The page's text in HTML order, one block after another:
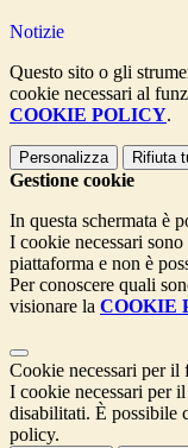
Notizie
Questo sito o gli
cookie necessari al
COOKIE POLICY.
Personalizza Rifiuta
Gestione cookie
In questa schermata è
I cookie necessari
piattaforma e non è
Per conoscere quali
visionare la COOKIE
Cookie necessari per il
I cookie necessari per
disabilitati. È possibile
policy.